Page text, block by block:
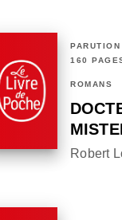
160
ROMANS
Robert